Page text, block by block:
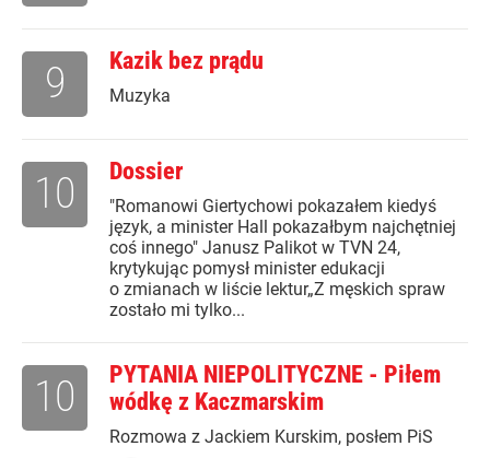
Kazik bez prądu
Muzyka
9
Dossier
"Romanowi Giertychowi pokazałem kiedyś
język, a minister Hall pokazałbym najchętniej
coś innego" Janusz Palikot w TVN 24,
krytykując pomysł minister edukacji
o zmianach w liście lektur„Z męskich spraw
zostało mi tylko...
10
PYTANIA NIEPOLITYCZNE - Piłem
wódkę z Kaczmarskim
Rozmowa z Jackiem Kurskim, posłem PiS
10